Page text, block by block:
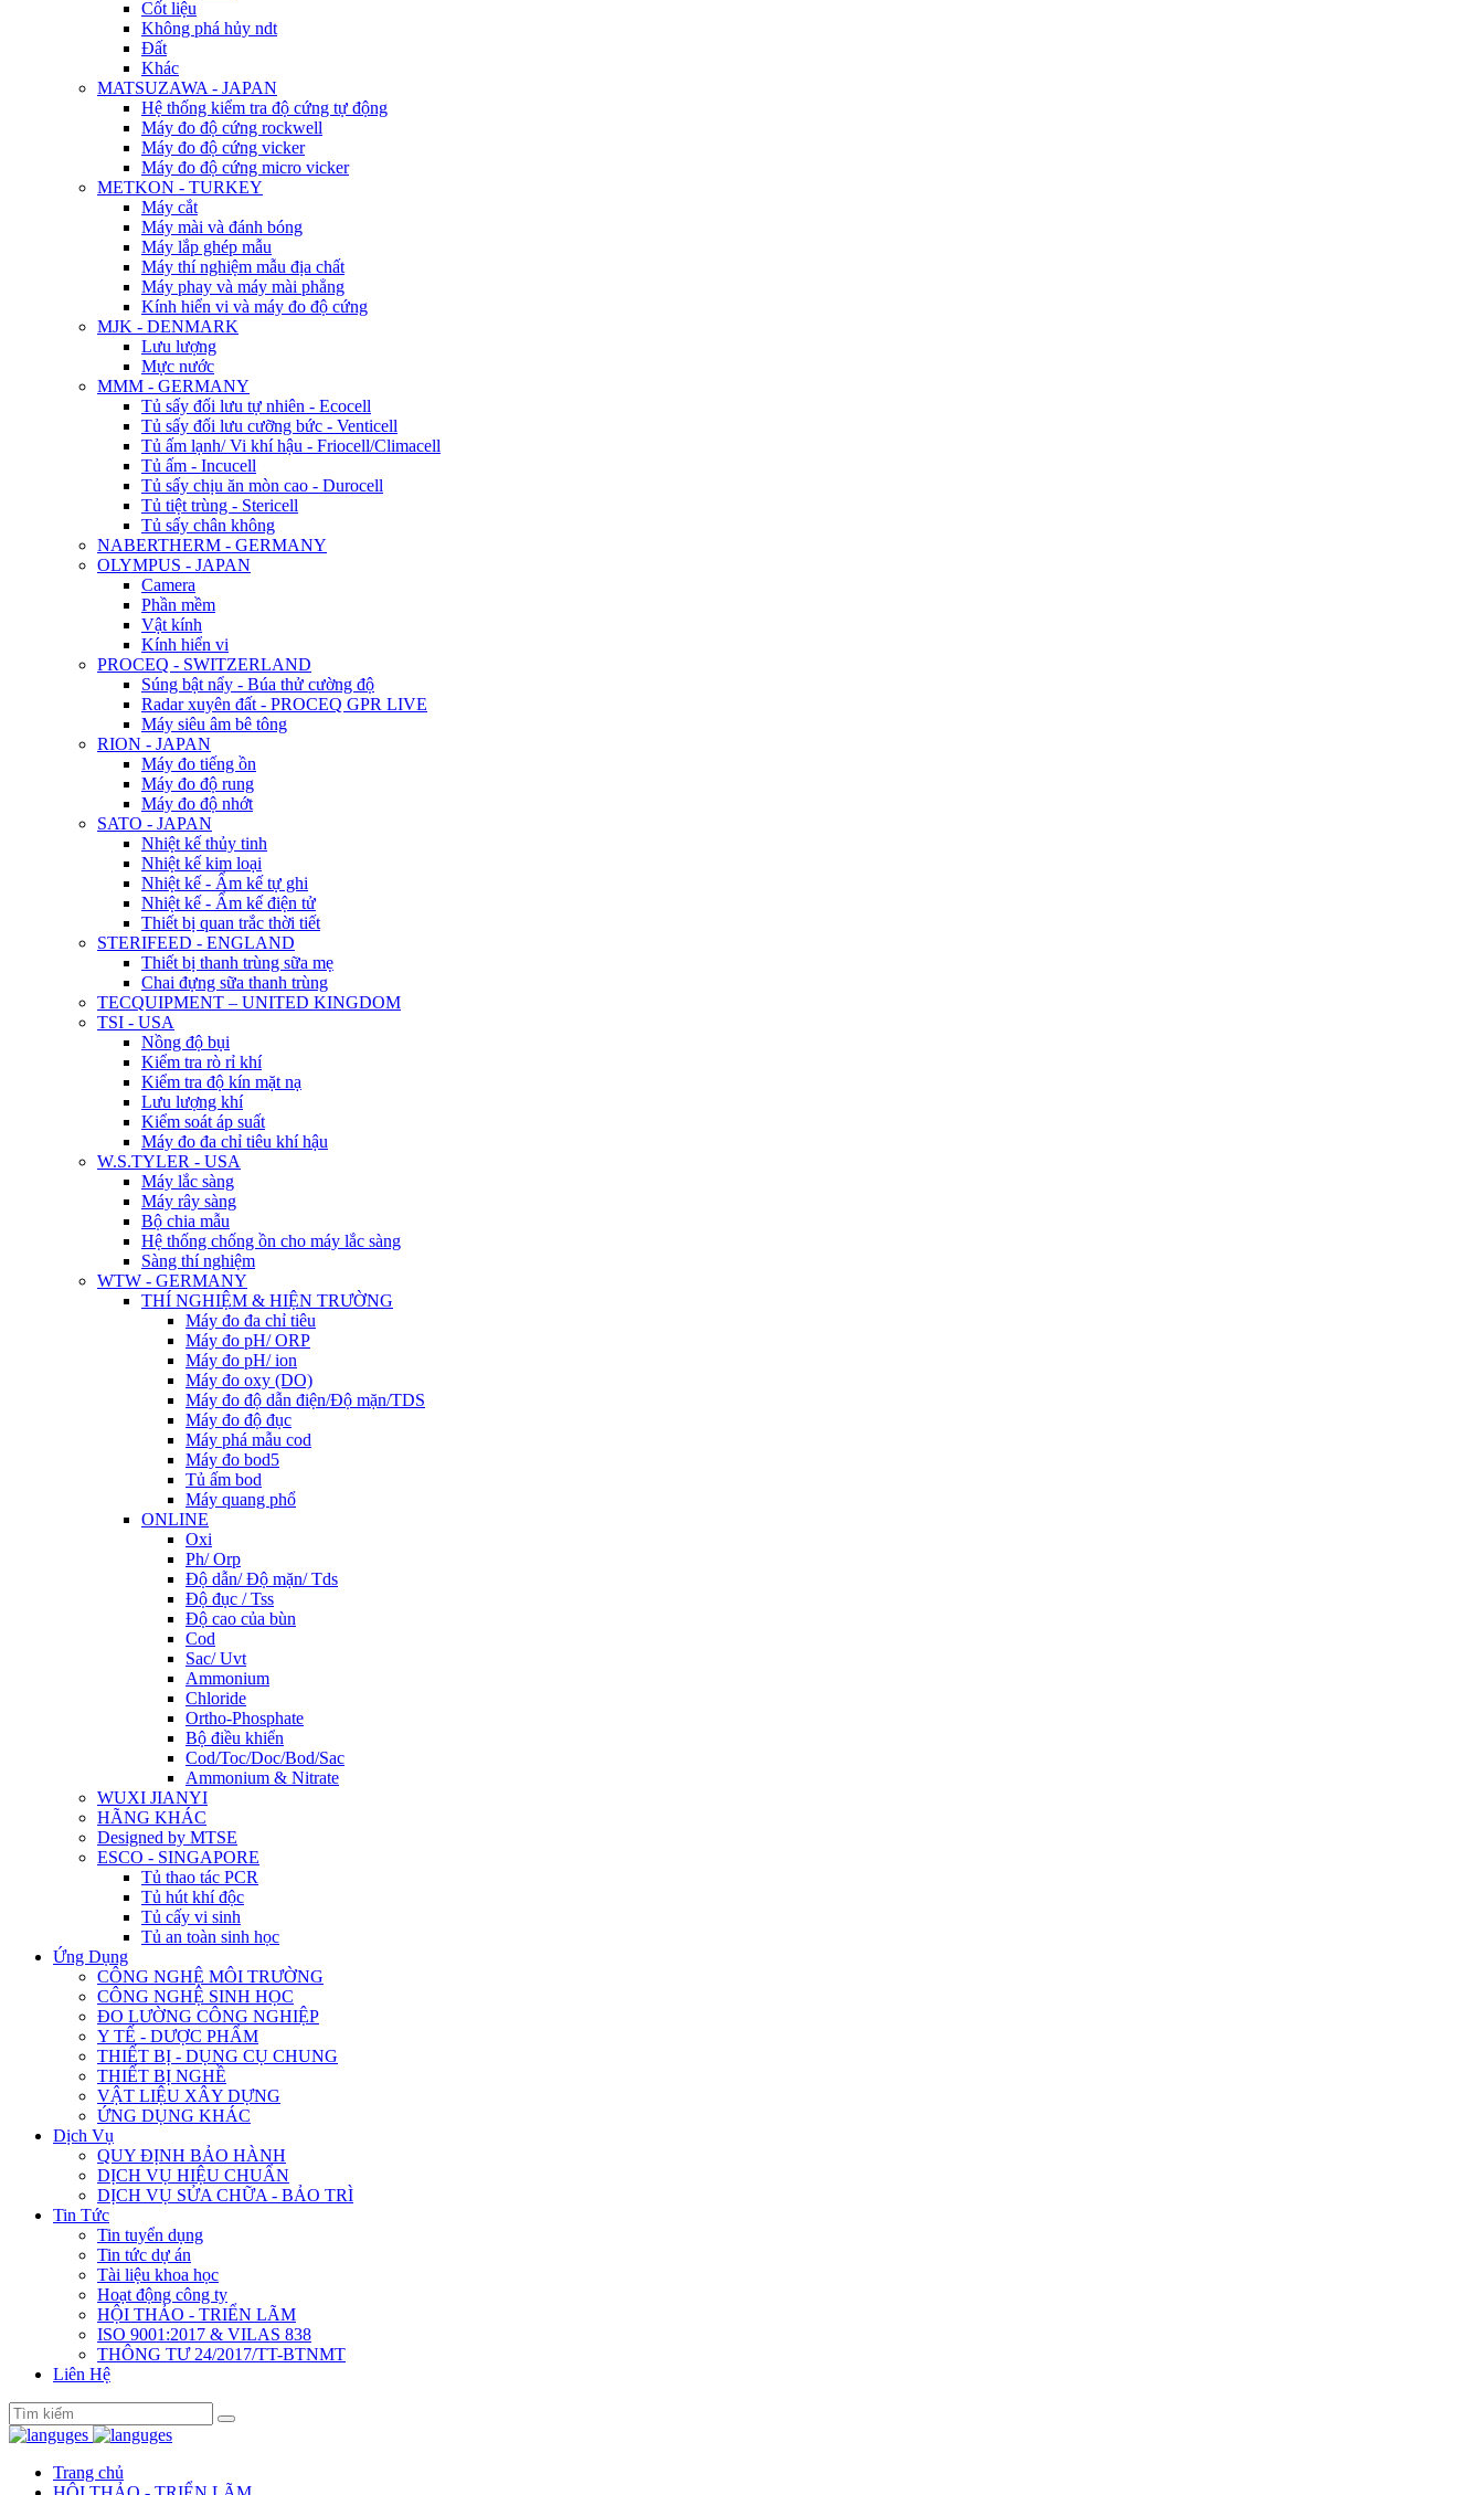
Cốt liệu
Không phá hủy ndt
Đất
Khác
MATSUZAWA - JAPAN
Hệ thống kiểm tra độ cứng tự động
Máy đo độ cứng rockwell
Máy đo độ cứng vicker
Máy đo độ cứng micro vicker
METKON - TURKEY
Máy cắt
Máy mài và đánh bóng
Máy lắp ghép mẫu
Máy thí nghiệm mẫu địa chất
Máy phay và máy mài phẳng
Kính hiển vi và máy đo độ cứng
MJK - DENMARK
Lưu lượng
Mực nước
MMM - GERMANY
Tủ sấy đối lưu tự nhiên - Ecocell
Tủ sấy đối lưu cưỡng bức - Venticell
Tủ ấm lạnh/ Vi khí hậu - Friocell/Climacell
Tủ ấm - Incucell
Tủ sấy chịu ăn mòn cao - Durocell
Tủ tiệt trùng - Stericell
Tủ sấy chân không
NABERTHERM - GERMANY
OLYMPUS - JAPAN
Camera
Phần mềm
Vật kính
Kính hiển vi
PROCEQ - SWITZERLAND
Súng bật nẩy - Búa thử cường độ
Radar xuyên đất - PROCEQ GPR LIVE
Máy siêu âm bê tông
RION - JAPAN
Máy đo tiếng ồn
Máy đo độ rung
Máy đo độ nhớt
SATO - JAPAN
Nhiệt kế thủy tinh
Nhiệt kế kim loại
Nhiệt kế - Ẩm kế tự ghi
Nhiệt kế - Ẩm kế điện tử
Thiết bị quan trắc thời tiết
STERIFEED - ENGLAND
Thiết bị thanh trùng sữa mẹ
Chai đựng sữa thanh trùng
TECQUIPMENT – UNITED KINGDOM
TSI - USA
Nồng độ bụi
Kiểm tra rò rỉ khí
Kiểm tra độ kín mặt nạ
Lưu lượng khí
Kiểm soát áp suất
Máy đo đa chỉ tiêu khí hậu
W.S.TYLER - USA
Máy lắc sàng
Máy rây sàng
Bộ chia mẫu
Hệ thống chống ồn cho máy lắc sàng
Sàng thí nghiệm
WTW - GERMANY
THÍ NGHIỆM & HIỆN TRƯỜNG
Máy đo đa chỉ tiêu
Máy đo pH/ ORP
Máy đo pH/ ion
Máy đo oxy (DO)
Máy đo độ dẫn điện/Độ mặn/TDS
Máy đo độ đục
Máy phá mẫu cod
Máy đo bod5
Tủ ấm bod
Máy quang phổ
ONLINE
Oxi
Ph/ Orp
Độ dẫn/ Độ mặn/ Tds
Độ đục / Tss
Độ cao của bùn
Cod
Sac/ Uvt
Ammonium
Chloride
Ortho-Phosphate
Bộ điều khiển
Cod/Toc/Doc/Bod/Sac
Ammonium & Nitrate
WUXI JIANYI
HÃNG KHÁC
Designed by MTSE
ESCO - SINGAPORE
Tủ thao tác PCR
Tủ hút khí độc
Tủ cấy vi sinh
Tủ an toàn sinh học
Ứng Dụng
CÔNG NGHỆ MÔI TRƯỜNG
CÔNG NGHỆ SINH HỌC
ĐO LƯỜNG CÔNG NGHIỆP
Y TẾ - DƯỢC PHẨM
THIẾT BỊ - DỤNG CỤ CHUNG
THIẾT BỊ NGHỀ
VẬT LIỆU XÂY DỰNG
ỨNG DỤNG KHÁC
Dịch Vụ
QUY ĐỊNH BẢO HÀNH
DỊCH VỤ HIỆU CHUẨN
DỊCH VỤ SỬA CHỮA - BẢO TRÌ
Tin Tức
Tin tuyển dụng
Tin tức dự án
Tài liệu khoa học
Hoạt động công ty
HỘI THẢO - TRIỂN LÃM
ISO 9001:2017 & VILAS 838
THÔNG TƯ 24/2017/TT-BTNMT
Liên Hệ
Trang chủ